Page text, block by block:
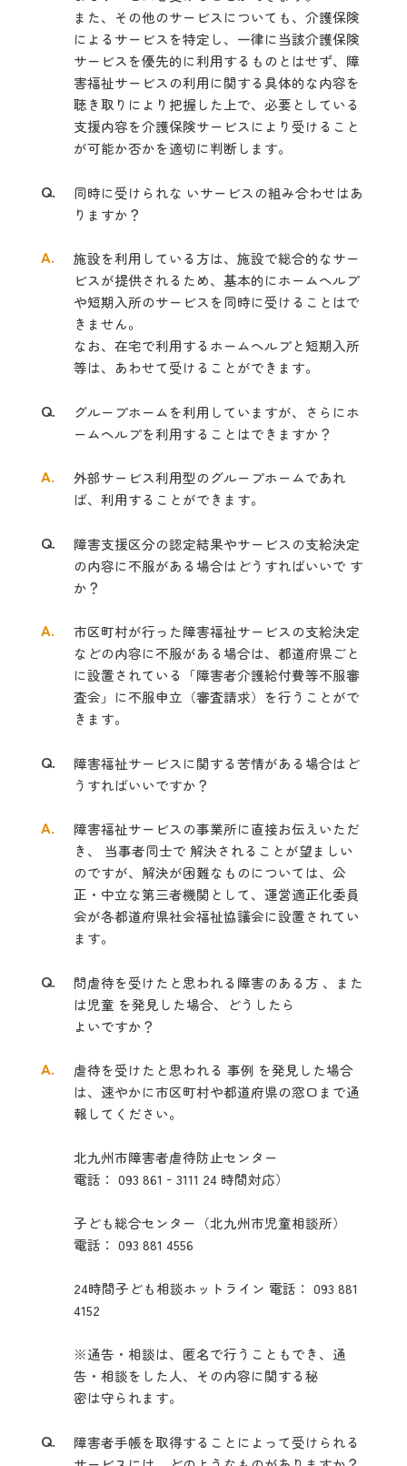
また、その他のサービスについても、介護保険
によるサービスを特定し、一律に当該介護保険
サービスを優先的に利用するものとはせず、障
害福祉サービスの利用に関する具体的な内容を
聴き取りにより把握した上で、必要としている
支援内容を介護保険サービスにより受けること
が可能か否かを適切に判断します。
Q.
同時に受けられな いサービスの組み合わせはあ
りますか？
A.
施設を利用している方は、施設で総合的なサー
ビスが提供されるため、基本的にホームヘルプ
や短期入所のサービスを同時に受けることはで
きません。
なお、在宅で利用するホームヘルプと短期入所
等は、あわせて受けることができます。
Q.
グループホームを利用していますが、さらにホ
ームヘルプを利用することはでき ますか？
A.
外部サービス利用型のグループホームであれ
ば、利用することができます。
Q.
障害支援区分の認定結果やサービスの支給決定
の内容に不服がある場合はどうすればいいで す
か？
A.
市区町村が行った障害福祉サービスの支給決定
などの内容に不服がある場合は、都道府県ごと
に設置されている「障害者介護給付費等不服審
査会」に不服申立（審査請求）を行うことがで
きます。
Q.
障害福祉サービスに関する苦情がある場合はど
うすればいいですか？
A.
障害福祉サービスの事業所に直接お伝えいただ
き、 当事者同士で 解決されることが望ましい
のですが、解決が困難なものについては、公
正・中立な第三者機関として、運営適正化委員
会が各都道府県社会福祉協議会に設置されてい
ます。
Q. 問虐待を受けたと思われる障害のある方 、また
は児童 を発見した場合、どうしたら
よいですか？
A.
虐待を受けたと思われる 事例 を発見した場合
は、速やかに市区町村や都道府県の窓口まで通
報してください。
北九州市障害者虐待防止センター
電話： 093 861‐3111 24 時間対応）
子ども総合センター（北九州市児童相談所）
電話： 093 881 4556
24時間子ども相談ホットライン 電話： 093 881
4152
※通告・相談は、匿名で行うこともでき、通
告・相談をした人、その内容に関する秘
密は守られます。
Q.
障害者手帳を取得することによって受けられる